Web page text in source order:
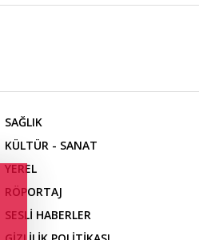
SAĞLIK
KÜLTÜR - SANAT
YEREL
RÖPORTAJ
SESLİ HABERLER